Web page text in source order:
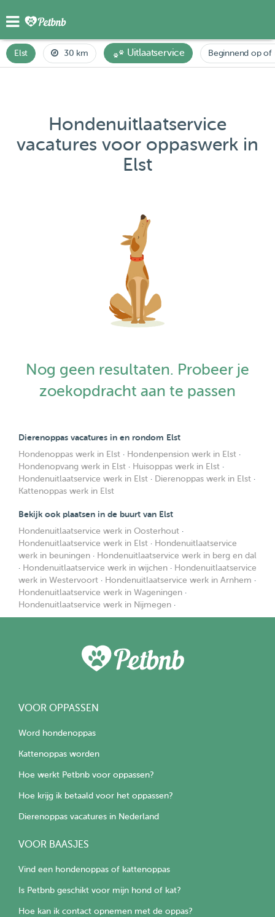
Elst 30 km Uitlaatservice Beginnend op of
Hondenuitlaatservice
vacatures voor oppaswerk in
Elst
Nog geen resultaten. Probeer je
zoekopdracht aan te passen
Dierenoppas vacatures in en rondom Elst
Hondenoppas werk in Elst · Hondenpension werk in Elst ·
Hondenopvang werk in Elst · Huisoppas werk in Elst ·
Hondenuitlaatservice werk in Elst · Dierenoppas werk in Elst ·
Kattenoppas werk in Elst
Bekijk ook plaatsen in de buurt van Elst
Hondenuitlaatservice werk in Oosterhout ·
Hondenuitlaatservice werk in Elst · Hondenuitlaatservice
werk in beuningen · Hondenuitlaatservice werk in berg en dal
· Hondenuitlaatservice werk in wijchen · Hondenuitlaatservice
werk in Westervoort · Hondenuitlaatservice werk in Arnhem ·
Hondenuitlaatservice werk in Wageningen ·
Hondenuitlaatservice werk in Nijmegen ·
VOOR OPPASSEN
Word hondenoppas
Kattenoppas worden
Hoe werkt Petbnb voor oppassen?
Hoe krijg ik betaald voor het oppassen?
Dierenoppas vacatures in Nederland
VOOR BAASJES
Vind een hondenoppas of kattenoppas
Is Petbnb geschikt voor mijn hond of kat?
Hoe kan ik contact opnemen met de oppas?